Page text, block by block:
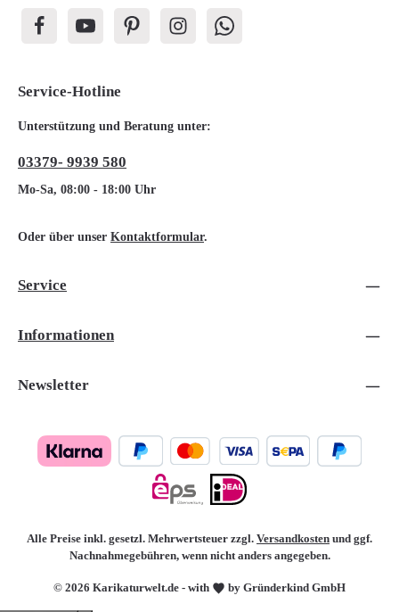
Service-Hotline
Unterstützung und Beratung unter:
03379- 9939 580
Mo-Sa, 08:00 - 18:00 Uhr
Oder über unser Kontaktformular.
Service
Informationen
Newsletter
© 2026 Karikaturwelt.de - with by Gründerkind GmbH
Alle Preise inkl. gesetzl. Mehrwertsteuer zzgl. Versandkosten und ggf.
Nachnahmegebühren, wenn nicht anders angegeben.